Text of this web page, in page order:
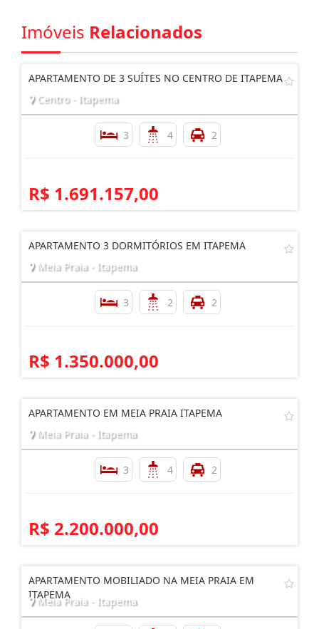
Imóveis Relacionados
APARTAMENTO DE 3 SUÍTES NO CENTRO DE ITAPEMA
Centro - Itapema
3 4 2
R$ 1.691.157,00
APARTAMENTO 3 DORMITÓRIOS EM ITAPEMA
Meia Praia - Itapema
3 2 2
R$ 1.350.000,00
APARTAMENTO EM MEIA PRAIA ITAPEMA
Meia Praia - Itapema
3 4 2
R$ 2.200.000,00
APARTAMENTO MOBILIADO NA MEIA PRAIA EM
ITAPEMA
Meia Praia - Itapema